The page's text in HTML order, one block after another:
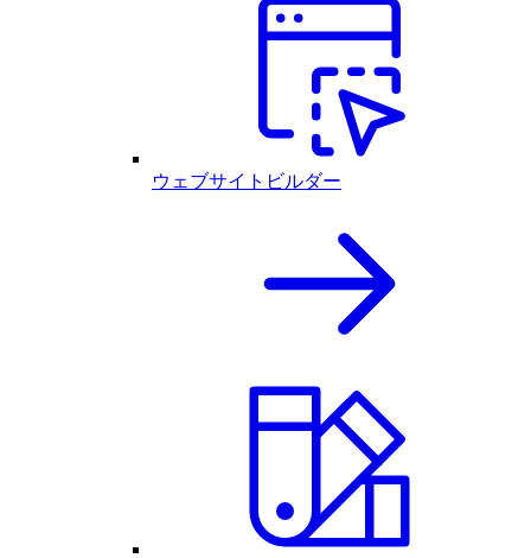
ウェブサイトビルダー